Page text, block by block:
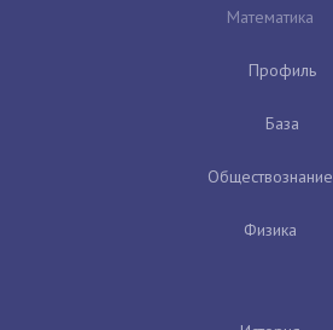
Математика
Профиль
База
Обществознание
Физика